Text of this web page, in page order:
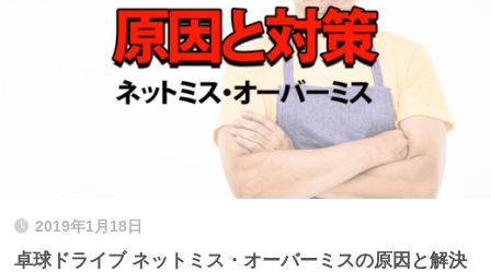
2019年1月18日
卓球ドライブ ネットミス・オーバーミスの原因と解決